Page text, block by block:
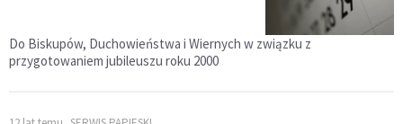
Do Biskupów, Duchowieństwa i Wiernych w związku z
przygotowaniem jubileuszu roku 2000